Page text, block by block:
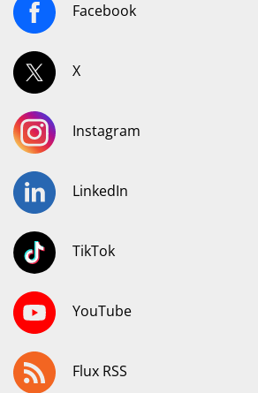
Facebook
X
Instagram
LinkedIn
TikTok
YouTube
Flux RSS